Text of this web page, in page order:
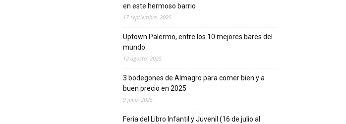
en este hermoso barrio
17 septiembre, 2025
Uptown Palermo, entre los 10 mejores bares del
mundo
12 agosto, 2025
3 bodegones de Almagro para comer bien y a
buen precio en 2025
9 julio, 2025
Feria del Libro Infantil y Juvenil (16 de julio al